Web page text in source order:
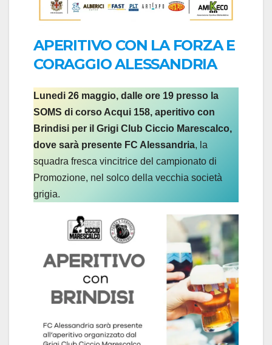
APERITIVO CON LA FORZA E
CORAGGIO ALESSANDRIA
Lunedi 26 maggio, dalle ore 19 presso la
SOMS di corso Acqui 158, aperitivo con
Brindisi per il Grigi Club Ciccio Marescalco,
dove sarà presente FC Alessandria, la
squadra fresca vincitrice del campionato di
Promozione, nel solco della vecchia società
grigia.